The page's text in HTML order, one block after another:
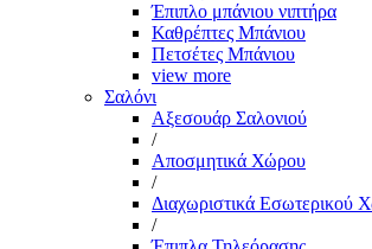
Έπιπλο μπάνιου νιπτήρα
Καθρέπτες Μπάνιου
Πετσέτες Μπάνιου
view more
Σαλόνι
Αξεσουάρ Σαλονιού
/
Αποσμητικά Χώρου
/
Διαχωριστικά Εσωτερικού
/